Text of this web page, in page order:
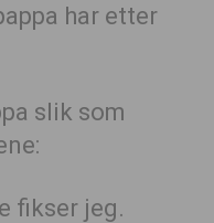
har etter
slik som
fikser jeg.